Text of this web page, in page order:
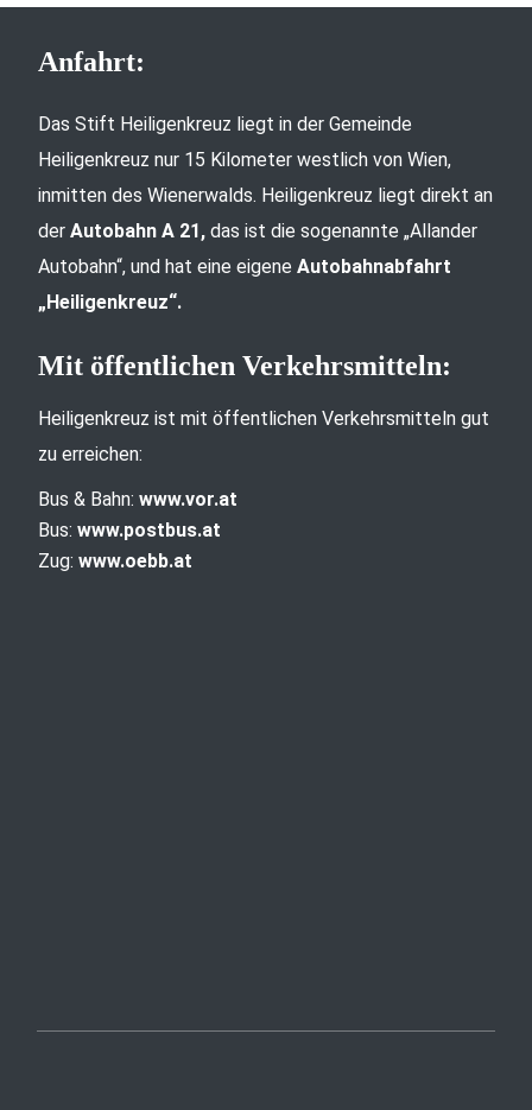
Anfahrt:
Das Stift Heiligenkreuz liegt in der Gemeinde
Heiligenkreuz nur 15 Kilometer westlich von Wien,
inmitten des Wienerwalds. Heiligenkreuz liegt direkt an
der Autobahn A 21, das ist die sogenannte „Allander
Autobahn“, und hat eine eigene Autobahnabfahrt
„Heiligenkreuz“.
Mit öffentlichen Verkehrsmitteln:
Heiligenkreuz ist mit öffentlichen Verkehrsmitteln gut
zu erreichen:
Bus & Bahn: www.vor.at
Bus: www.postbus.at
Zug: www.oebb.at